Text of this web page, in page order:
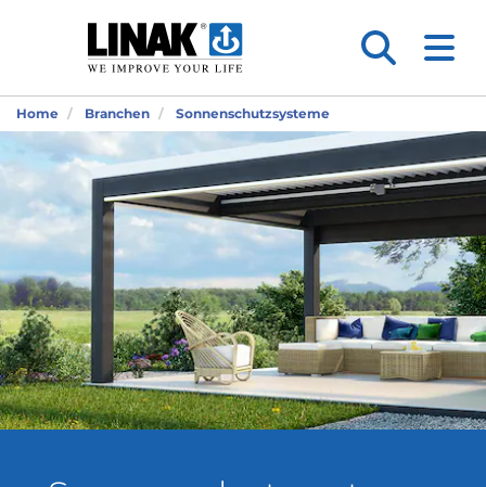
Home Branchen Sonnenschutzsysteme